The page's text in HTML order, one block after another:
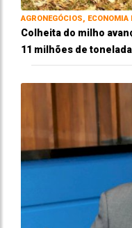
AGRONEGÓCIOS, ECONOMIA
Colheita do milho
11 milhões de